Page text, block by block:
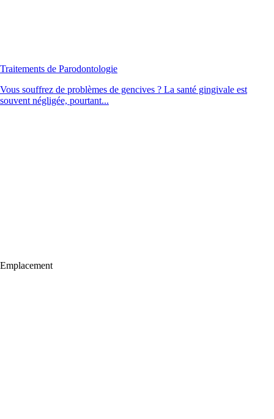
Traitements de Parodontologie
Vous souffrez de problèmes de gencives ? La santé gingivale est
souvent négligée, pourtant...
Emplacement